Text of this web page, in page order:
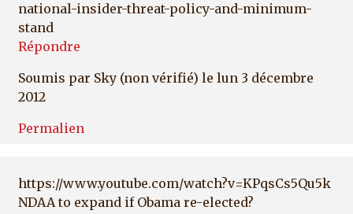
national-insider-threat-policy-and-minimum-
stand
Répondre
Soumis par Sky (non vérifié) le lun 3 décembre
2012
Permalien
https://www.youtube.com/watch?v=KPqsCs5Qu5k
NDAA to expand if Obama re-elected?